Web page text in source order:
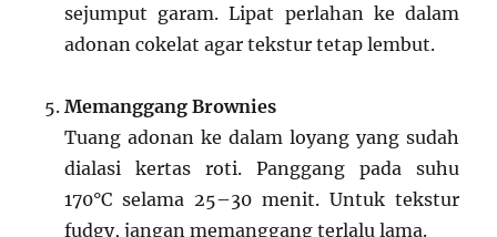
sejumput garam. Lipat perlahan ke dalam
adonan cokelat agar tekstur tetap lembut.
Memanggang Brownies
Tuang adonan ke dalam loyang yang sudah
dialasi kertas roti. Panggang pada suhu
170°C selama 25–30 menit. Untuk tekstur
fudgy, jangan memanggang terlalu lama.